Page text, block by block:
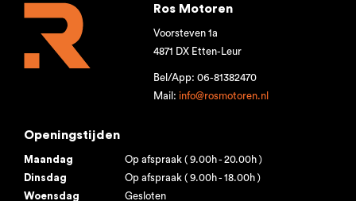
Ros Motoren
Voorsteven 1a
4871 DX Etten-Leur
Bel/App: 06-81382470
Mail: info@rosmotoren.nl
Openingstijden
Maandag
Op afspraak ( 9.00h - 20.00h )
Dinsdag
Op afspraak ( 9.00h - 18.00h )
Woensdag
Gesloten